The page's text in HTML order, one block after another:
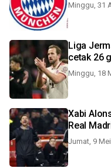
Minggu, 31
Liga
cetak 26
Minggu, 18
Xabi
Real
Jumat, 9